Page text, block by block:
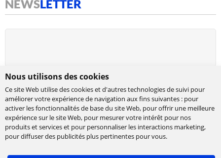
Nous utilisons des cookies
Ce site Web utilise des cookies et d'autres technologies de suivi pour
améliorer votre expérience de navigation aux fins suivantes : pour
activer les fonctionnalités de base du site Web, pour offrir une meilleure
expérience sur le site Web, pour mesurer votre intérêt pour nos
produits et services et pour personnaliser les interactions marketing,
pour diffuser des publicités plus pertinentes pour vous.
NEWSLETTER
Cabinet de conseil et d’expertises en
Ippon accompagne la transformation numérique